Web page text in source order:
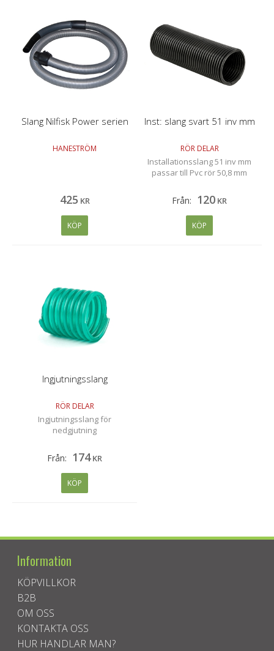
Slang Nilfisk Power serien
HANESTRÖM
425 KR
KÖP
Inst: slang svart 51 inv mm
RÖR DELAR
Installationsslang 51 inv mm
passar till Pvc rör 50,8 mm
Från: 120 KR
KÖP
Ingjutningsslang
RÖR DELAR
Ingjutningsslang för
nedgjutning
Från: 174 KR
KÖP
Information
KÖPVILLKOR
B2B
OM OSS
KONTAKTA OSS
HUR HANDLAR MAN?